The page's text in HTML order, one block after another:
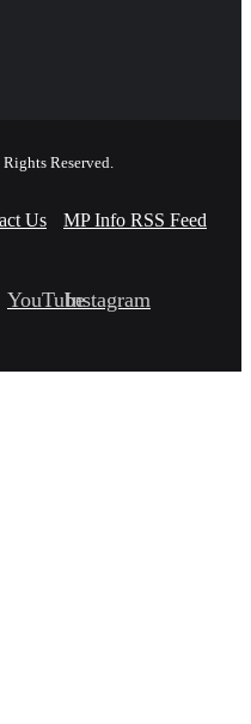
Reserved.
Us MP Info RSS Feed
YouTubeInstagram